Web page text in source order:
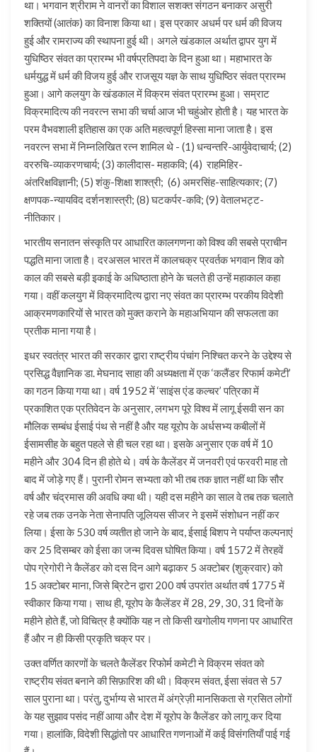
था। भगवान श्रीराम ने वानरों का विशाल सशक्त संगठन बनाकर असुरी
शक्तियों (आतंक) का विनाश किया था। इस प्रकार अधर्म पर धर्म की विजय
हुई और रामराज्य की स्थापना हुई थी। अगले खंडकाल अर्थात द्वापर युग में
युधिष्ठिर संवत का प्रारम्भ भी वर्षप्रतिपदा के दिन हुआ था। महाभारत के
धर्मयुद्ध में धर्म की विजय हुई और राजसूय यज्ञ के साथ युधिष्ठिर संवत प्रारम्भ
हुआ। आगे कलयुग के खंडकाल में विक्रम संवत प्रारम्भ हुआ। सम्राट
विक्रमादित्य की नवरत्न सभा की चर्चा आज भी चहुंओर होती है। यह भारत के
परम वैभवशाली इतिहास का एक अति महत्वपूर्ण हिस्सा माना जाता है। इस
नवरत्न सभा में निम्नलिखित रत्न शामिल थे - (1) धन्वन्तरि-आर्युवेदाचार्य; (2)
वररुचि-व्याकरणचार्य; (3) कालीदास- महाकवि; (4) राहमिहिर-
अंतरिक्षविज्ञानी; (5) शंकु-शिक्षा शाश्त्री; (6) अमरसिंह-साहित्यकार; (7)
क्षणपक-न्यायविद दर्शनशास्त्री; (8) घटकर्पर-कवि; (9) वेतालभट्ट-
नीतिकार।
भारतीय सनातन संस्कृति पर आधारित कालगणना को विश्व की सबसे प्राचीन
पद्धति माना जाता है। दरअसल भारत में कालचक्र प्रवर्तक भगवान शिव को
काल की सबसे बड़ी इकाई के अधिष्ठाता होने के चलते ही उन्हें महाकाल कहा
गया। वहीं कलयुग में विक्रमादित्य द्वारा नए संवत का प्रारम्भ परकीय विदेशी
आक्रमणकारियों से भारत को मुक्त कराने के महाअभियान की सफलता का
प्रतीक माना गया है।
इधर स्वतंत्र भारत की सरकार द्वारा राष्ट्रीय पंचांग निश्चित करने के उद्देश्य से
प्रसिद्ध वैज्ञानिक डा. मेघनाद साहा की अध्यक्षता में एक ‘कलैंडर रिफार्म कमेटी’
का गठन किया गया था। वर्ष 1952 में ‘साइंस एंड कल्चर’ पत्रिका में
प्रकाशित एक प्रतिवेदन के अनुसार, लगभग पूरे विश्व में लागू ईसवी सन का
मौलिक सम्बंध ईसाई पंथ से नहीं है और यह यूरोप के अर्धसभ्य कबीलों में
ईसामसीह के बहुत पहले से ही चल रहा था। इसके अनुसार एक वर्ष में 10
महीने और 304 दिन ही होते थे। वर्ष के कैलेंडर में जनवरी एवं फरवरी माह तो
बाद में जोड़े गए हैं। पुरानी रोमन सभ्यता को भी तब तक ज्ञात नहीं था कि सौर
वर्ष और चंद्रमास की अवधि क्या थी। यही दस महीने का साल वे तब तक चलाते
रहे जब तक उनके नेता सेनापति जूलियस सीजर ने इसमें संशोधन नहीं कर
लिया। ईसा के 530 वर्ष व्यतीत हो जाने के बाद, ईसाई बिशप ने पर्याप्त कल्पनाएं
कर 25 दिसम्बर को ईसा का जन्म दिवस घोषित किया। वर्ष 1572 में तेरहवें
पोप ग्रेगोरी ने कैलेंडर को दस दिन आगे बढ़ाकर 5 अक्टोबर (शुक्रवार) को
15 अक्टोबर माना, जिसे ब्रिटेन द्वारा 200 वर्ष उपरांत अर्थात वर्ष 1775 में
स्वीकार किया गया। साथ ही, यूरोप के कैलेंडर में 28, 29, 30, 31 दिनों के
महीने होते हैं, जो विचित्र है क्योंकि यह न तो किसी खगोलीय गणना पर आधारित
हैं और न ही किसी प्रकृति चक्र पर।
उक्त वर्णित कारणों के चलते कैलेंडर रिफोर्म कमेटी ने विक्रम संवत को
राष्ट्रीय संवत बनाने की सिफ़ारिश की थी। विक्रम संवत, ईसा संवत से 57
साल पुराना था। परंतु, दुर्भाग्य से भारत में अंग्रेज़ी मानसिकता से ग्रसित लोगों
के यह सुझाव पसंद नहीं आया और देश में यूरोप के कैलेंडर को लागू कर दिया
गया। हालांकि, विदेशी सिद्धांतो पर आधारित गणनाओं में कई विसंगतियाँ पाई गई